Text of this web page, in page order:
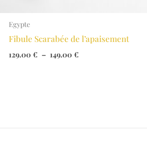
Egypte
Fibule Scarabée de l’apaisement
129.00€ – 149.00€